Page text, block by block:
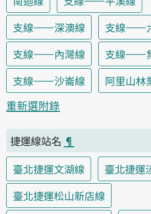
支線——深澳線
支線——
支線——內灣線
支線——
支線——沙崙線
阿里山林
重新選附錄
捷運線站名 ¶
臺北捷運文湖線
臺北捷運
臺北捷運松山新店線